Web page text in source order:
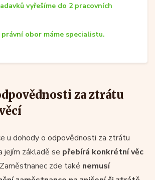
vyřešíme do 2 pracovních
právní obor máme specialistu.
za ztrátu
u dohody o odpovědnosti za ztrátu
jejím základě se přebírá konkrétní věc
zde také nemusí